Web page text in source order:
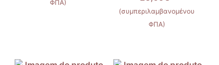
ΦΠΑ)
(συμπεριλαμβανομένου
ΦΠΑ)